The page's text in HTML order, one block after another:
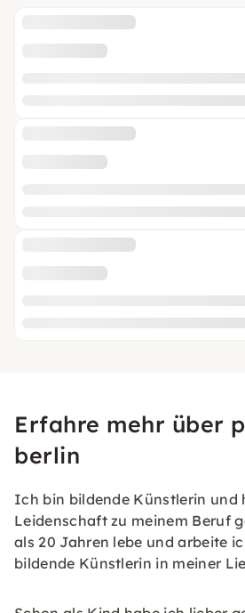
Erfahre mehr über
berlin
Ich bin bildende Künstlerin und
Leidenschaft zu meinem Beruf
als 20 Jahren lebe und arbeite
bildende Künstlerin in meiner